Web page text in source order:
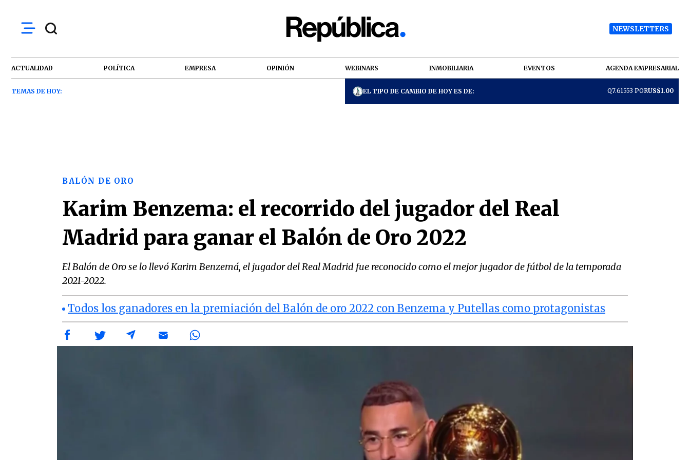
NEWSLETTERS
ACTUALIDAD POLÍTICA EMPRESA OPINIÓN WEBINARS INMOBILIARIA EVENTOS AGENDA EMPRESARIAL
TEMAS DE HOY: EL TIPO DE CAMBIO DE HOY ES DE: Q7.61553 PORUS$1.00
BALÓN DE ORO
Karim Benzema: el recorrido del jugador del Real
Madrid para ganar el Balón de Oro 2022
El Balón de Oro se lo llevó Karim Benzemá, el jugador del Real Madrid fue reconocido como el mejor jugador de fútbol de la temporada
2021-2022.
Todos los ganadores en la premiación del Balón de oro 2022 con Benzema y Putellas como protagonistas